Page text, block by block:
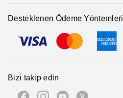
Desteklenen Ödeme Yöntemleri
Bizi takip edin